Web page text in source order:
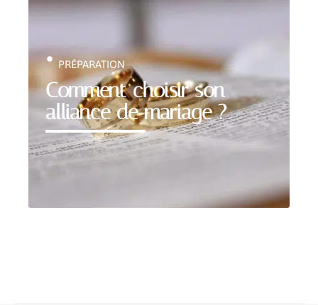
Comment choisir son
alliance de mariage ?
PRÉPARATION